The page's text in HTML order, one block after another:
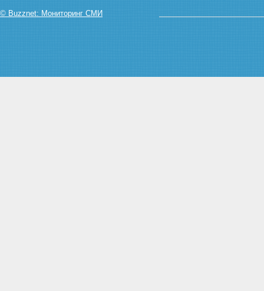
© Buzznet: Мониторинг СМИ